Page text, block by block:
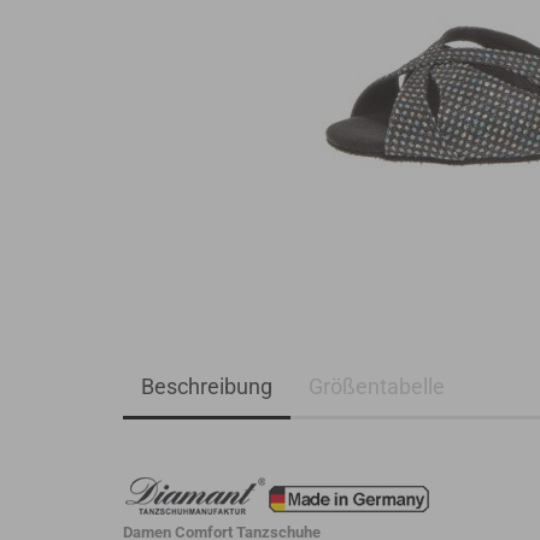
Beschreibung Größentabelle
Damen Comfort Tanzschuhe